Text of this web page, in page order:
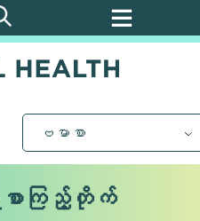
ဗမာစာ
စာကြည့်တိုက်